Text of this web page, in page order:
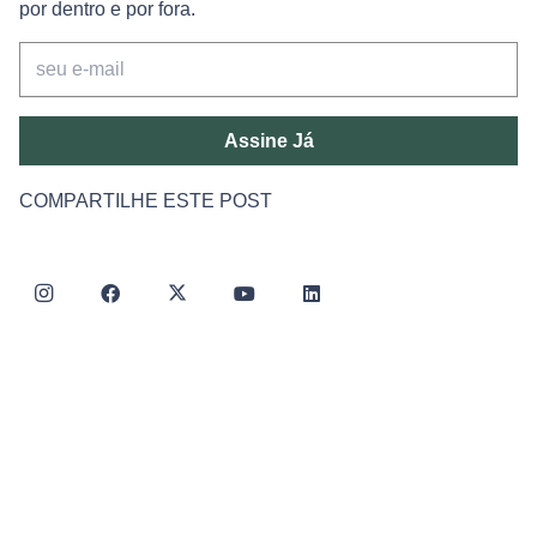
por dentro e por fora.
Assine Já
COMPARTILHE ESTE POST